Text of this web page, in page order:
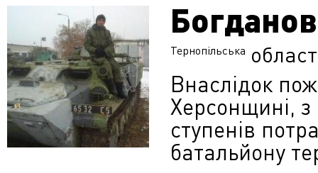
Тернопільська
Внаслідок
Херсонщині, з
ступенів
батальйону